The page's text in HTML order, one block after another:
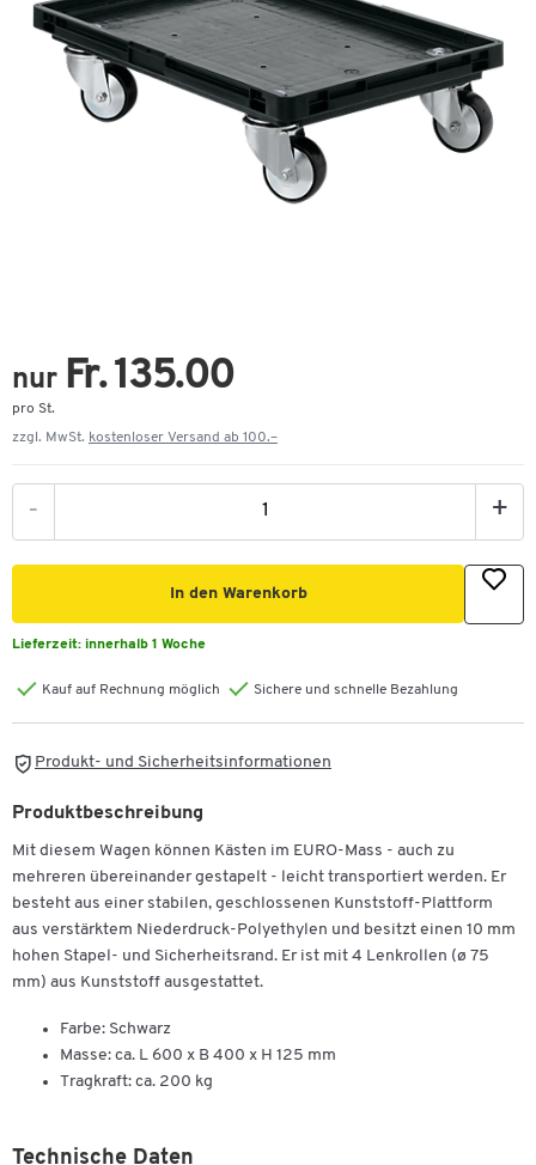
nur Fr. 135.00
pro St.
zzgl. MwSt. kostenloser Versand ab 100.–
- +
In den Warenkorb
Lieferzeit: innerhalb 1 Woche
Kauf auf Rechnung möglich Sichere und schnelle Bezahlung
Produkt- und Sicherheitsinformationen
Produktbeschreibung
Mit diesem Wagen können Kästen im EURO-Mass - auch zu
mehreren übereinander gestapelt - leicht transportiert werden. Er
besteht aus einer stabilen, geschlossenen Kunststoff-Plattform
aus verstärktem Niederdruck-Polyethylen und besitzt einen 10 mm
hohen Stapel- und Sicherheitsrand. Er ist mit 4 Lenkrollen (ø 75
mm) aus Kunststoff ausgestattet.
Farbe: Schwarz
Masse: ca. L 600 x B 400 x H 125 mm
Tragkraft: ca. 200 kg
Technische Daten